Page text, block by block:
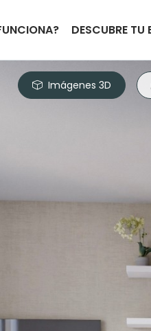
DESCUBRE TU
Imágenes 3D